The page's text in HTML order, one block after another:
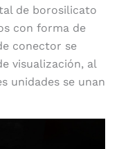
de borosilicato
con forma de
conector se
visualización, al
unidades se unan